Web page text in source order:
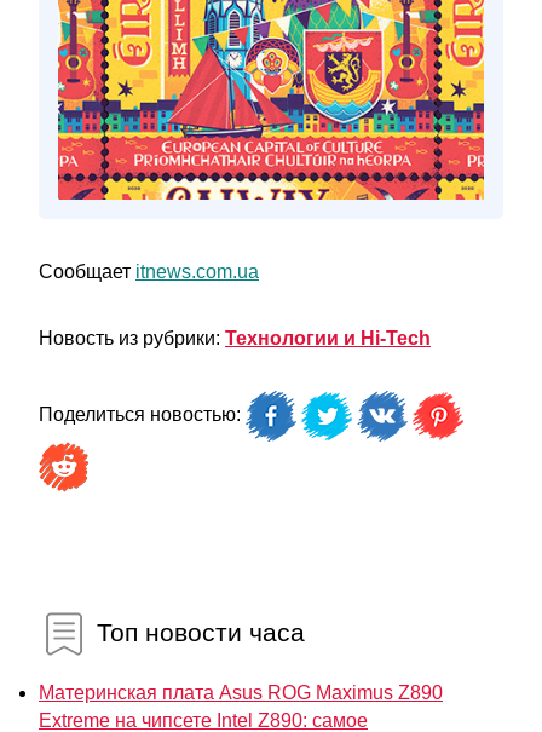
Сообщает itnews.com.ua
Новость из рубрики: Технологии и Hi-Tech
Поделиться новостью:
Топ новости часа
Материнская плата Asus ROG Maximus Z890
Extreme на чипсете Intel Z890: самое